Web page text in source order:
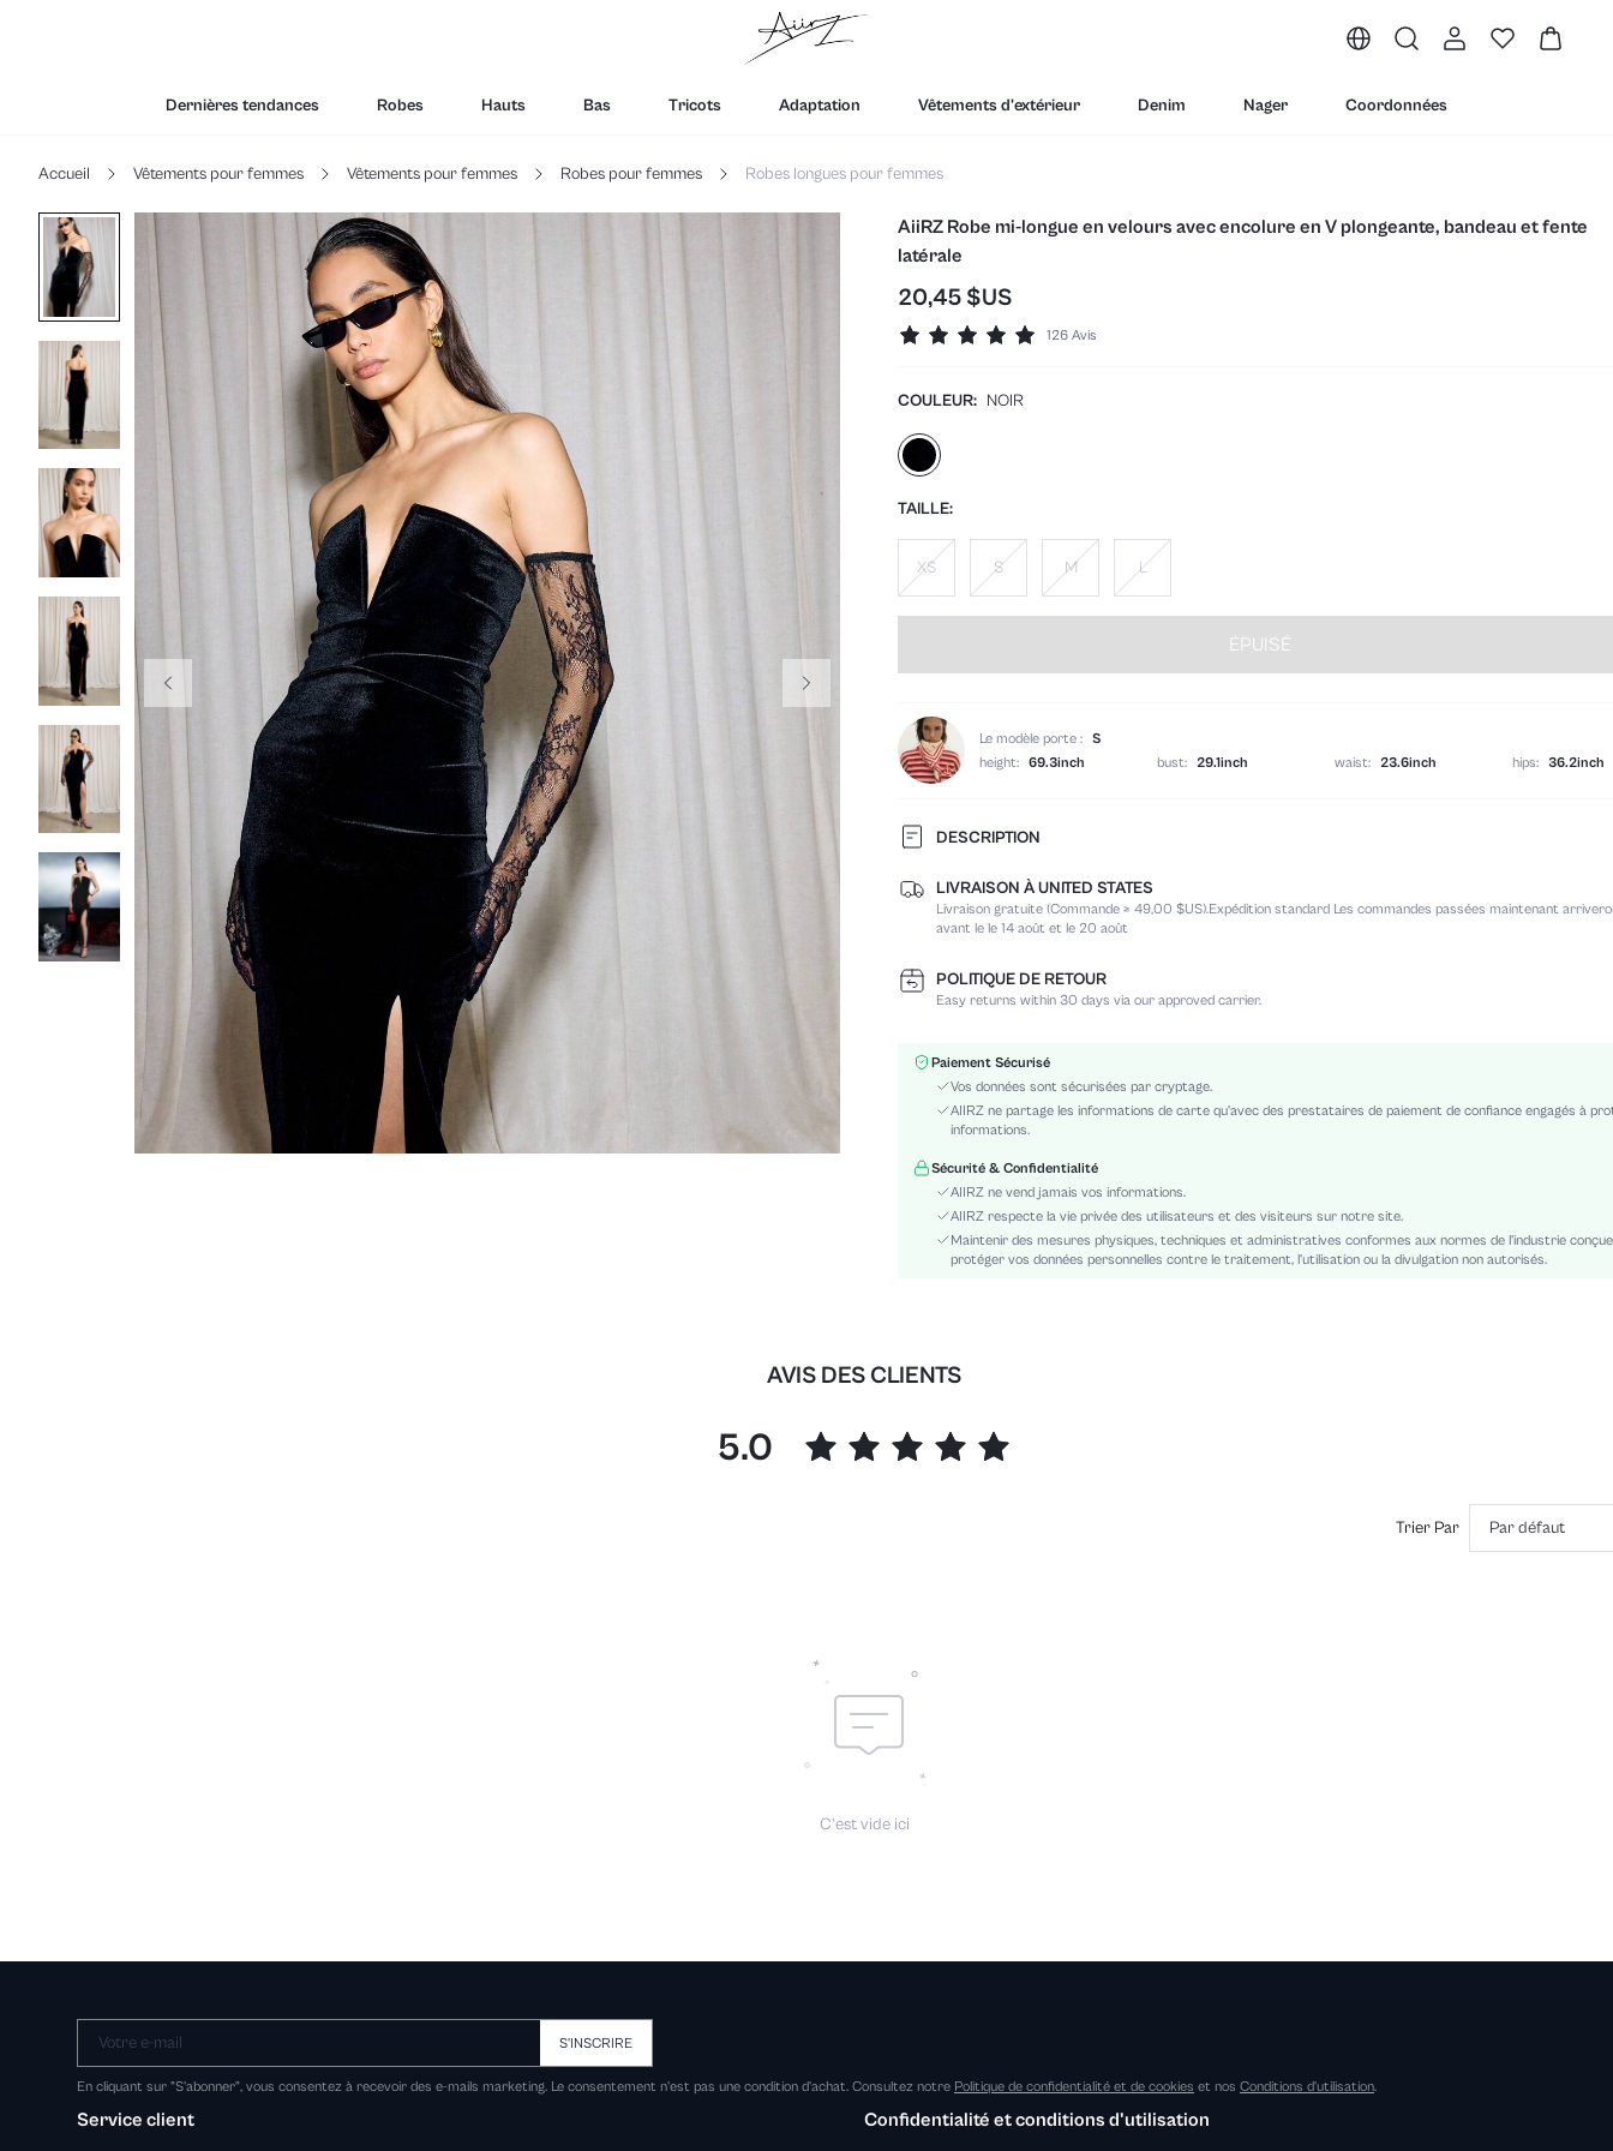
Dernières tendances Robes Hauts Bas Tricots Adaptation Vêtements d'extérieur Denim Nager Coordonnées
Accueil Vêtements pour femmes Vêtements pour femmes Robes pour femmes Robes longues pour femmes
AiiRZ Robe mi-longue en velours avec encolure en V plongeante, bandeau et fente
latérale
20,45 $US
126 Avis
COULEUR: NOIR
TAILLE:
XS S M L
ÉPUISÉ
Le modèle porte : S
height: 69.3inch bust: 29.1inch waist: 23.6inch hips: 36.2inch
DESCRIPTION
Tour de taille:
Naturel
Type d'ajustement:
Ajusté
Occasion:
Soirée, Formel et soirée
Élasticité du tissu:
Élasticité moyenne
Longueur:
Instructions d'entretien:
Lavage en machine, ne pas laver à sec
Dos-nu, Fermeture éclair, Avec fente
Festivals:
Ramadan
Moulant, Ajusté
Type de motif:
Unicolore
Ourlet/finition:
skc:
id:
LIVRAISON À UNITED STATES
Livraison gratuite (Commande ≥ 49,00 $US).Expédition standard Les commandes passées maintenant
avant le le 14 août et le 20 août
POLITIQUE DE RETOUR
Easy returns within 30 days via our approved carrier.
Paiement Sécurisé
Vos données sont sécurisées par cryptage.
AIIRZ ne partage les informations de carte qu'avec des prestataires de paiement de confiance engagés à
informations.
Sécurité & Confidentialité
AIIRZ ne vend jamais vos informations.
AIIRZ respecte la vie privée des utilisateurs et des visiteurs sur notre site.
Maintenir des mesures physiques, techniques et administratives conformes aux normes de l'industrie
protéger vos données personnelles contre le traitement, l'utilisation ou la divulgation non autorisés.
AVIS DES CLIENTS
5.0
Trier Par Par défaut
C'est vide ici
Votre e-mail S'INSCRIRE
En cliquant sur "S'abonner", vous consentez à recevoir des e-mails marketing. Le consentement n'est pas une condition d'achat. Consultez notre Politique de confidentialité et de cookies et nos Conditions d'utilisation.
Service client Confidentialité et conditions d'utilisation